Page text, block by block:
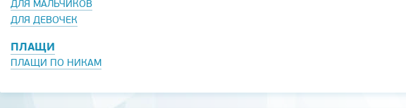
ДЛЯ МАЛЬЧИКОВ
ДЛЯ ДЕВОЧЕК
ПЛАЩИ
ПЛАЩИ ПО НИКАМ